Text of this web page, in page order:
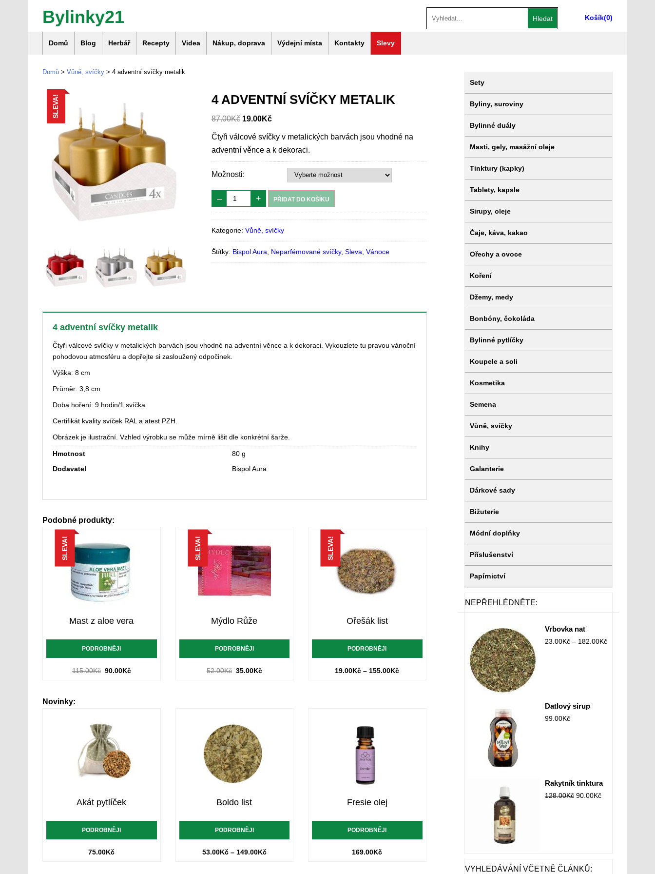
Bylinky21 Košík(0)
Hledat
Domů Blog Herbář Recepty Videa Nákup, doprava Výdejní místa Kontakty Slevy
Domů > Vůně, svíčky > 4 adventní svíčky metalik
SLEVA! 4 ADVENTNÍ SVÍČKY METALIK
87.00Kč 19.00Kč
Čtyři válcové svíčky v metalických barvách jsou vhodné na
adventní věnce a k dekoraci.
Možnosti:
– + PŘIDAT DO KOŠÍKU
Kategorie:Vůně, svíčky
Štítky: Bispol Aura Neparfémované svíčky,Sleva ,Vánoce
4 adventní svíčky metalik
Čtyři válcové svíčky v metalických barvách jsou vhodné na adventní věnce a k dekoraci. Vykouzlete tu pravou vánoční
pohodovou atmosféru a dopřejte si zasloužený odpočinek.
Výška: 8 cm
Průměr: 3,8 cm
Doba hoření: 9 hodin/1 svíčka
Certifikát kvality svíček RAL a atest PZH.
Obrázek je ilustrační. Vzhled výrobku se může mírně lišit dle konkrétní šarže.
Hmotnost
80 g
Dodavatel
Bispol Aura
Podobné produkty:
SLEVA!
Mast z aloe vera
PODROBNĚJI
115.00Kč 90.00Kč
SLEVA!
Mýdlo Růže
PODROBNĚJI
52.00Kč 35.00Kč
SLEVA!
Ořešák list
PODROBNĚJI
19.00Kč – 155.00Kč
Novinky:
Akát pytlíček
PODROBNĚJI
75.00Kč
Boldo list
PODROBNĚJI
53.00Kč– 149.00Kč
Fresie olej
PODROBNĚJI
169.00Kč
Sety
Byliny, suroviny
Bylinné duály
Masti, gely, masážní oleje
Tinktury (kapky)
Tablety, kapsle
Sirupy, oleje
Čaje, káva, kakao
Ořechy a ovoce
Koření
Džemy, medy
Bonbóny, čokoláda
Bylinné pytlíčky
Koupele a soli
Kosmetika
Semena
Vůně, svíčky
Knihy
Galanterie
Dárkové sady
Bižuterie
Módní doplňky
Příslušenství
Papírnictví
NEPŘEHLÉDNĚTE:
Vrbovka nať
23.00Kč– 182.00Kč
Datlový sirup
99.00Kč
Rakytník tinktura
128.00Kč 90.00Kč
VYHLEDÁVÁNÍ VČETNĚ ČLÁNKŮ: